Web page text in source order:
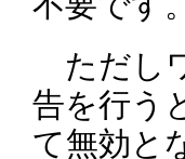
ただし
告を行う
て無効と